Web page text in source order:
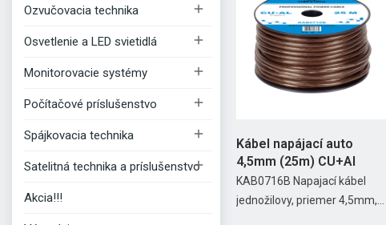
Ozvučovacia technika 
Osvetlenie a LED svietidlá 
Monitorovacie systémy 
Počítačové príslušenstvo 
Spájkovacia technika 
Satelitná technika a príslušenstvo

Akcia!!!
Kábel napájací auto
4,5mm (25m) CU+Al
KAB0716B Napajací kábel
jednožilovy, priemer 4,5mm,...